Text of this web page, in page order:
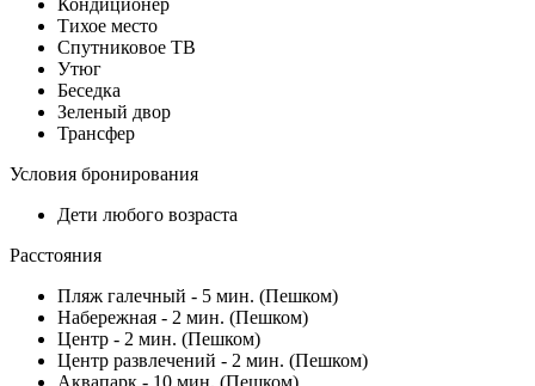
Тихое место
Спутниковое ТВ
Утюг
Беседка
Зеленый двор
Трансфер
Условия бронирования
Дети любого возраста
Расстояния
Пляж галечный - 5 мин. (Пешком)
Набережная - 2 мин. (Пешком)
Центр - 2 мин. (Пешком)
Центр развлечений - 2 мин. (Пешком)
Аквапарк - 10 мин. (Пешком)